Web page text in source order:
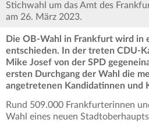
Stichwahl um das Amt des
am 26. März 2023.
Die OB-Wahl in Frankfurt wird in
entschieden. In der treten CDU-
Mike Josef von der SPD
ersten Durchgang der Wahl die
angetretenen Kandidatinnen und
Rund 509.000 Frankfurterinnen
Wahl eines neuen